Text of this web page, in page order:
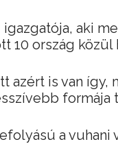
aki
10 ország
azért is van így,
formája
a vuhani